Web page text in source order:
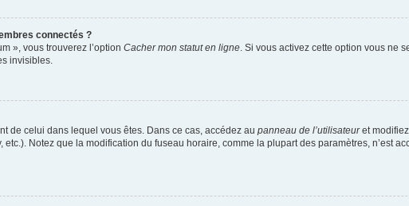
connectés ?
», vous trouverez l’option Cacher mon statut en ligne. Si vous activez cette option vous ne
invisibles.
de celui dans lequel vous êtes. Dans ce cas, accédez au panneau de l’utilisateuret
Notez que la modification du fuseau horaire, comme la plupart des paramètres, n’est